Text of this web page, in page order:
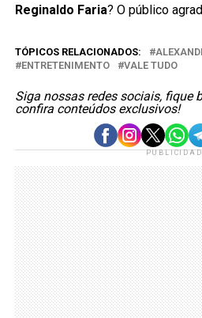
Reginaldo Faria? O público
TÓPICOS RELACIONADOS:
ENTRETENIMENTO
VALE TUDO
Siga nossas redes sociais, fique
confira conteúdos exclusivos!